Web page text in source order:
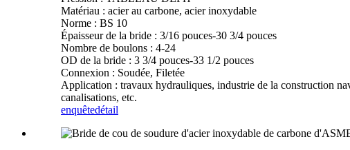
Matériau : acier au carbone, acier inoxydable
Norme : BS 10
Épaisseur de la bride : 3/16 pouces-30 3/4 pouces
Nombre de boulons : 4-24
OD de la bride : 3 3/4 pouces-33 1/2 pouces
Connexion : Soudée, Filetée
Application : travaux hydrauliques, industrie de la construction
canalisations, etc.
enquêtedétail